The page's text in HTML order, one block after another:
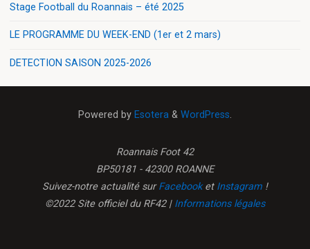
Stage Football du Roannais – été 2025
LE PROGRAMME DU WEEK-END (1er et 2 mars)
DETECTION SAISON 2025-2026
Powered by Esotera & WordPress.
Roannais Foot 42
BP50181 - 42300 ROANNE
Suivez-notre actualité surFacebooket Instagram !
©2022 Site officiel du RF42 | Informations légales